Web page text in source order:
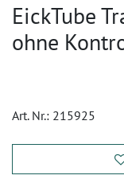
EickTube
ohne
Art. Nr.: 215925